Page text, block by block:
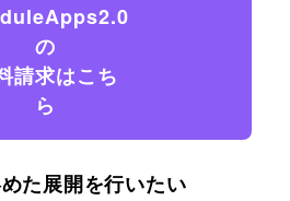
の
請求はこち
ら
た展開を行いたい